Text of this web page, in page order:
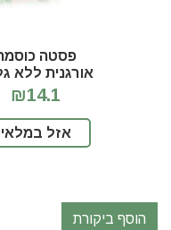
פסטה
אורגנית ללא
- ספגטי
₪14.1
אזל במלאי
הוסף ביקורת